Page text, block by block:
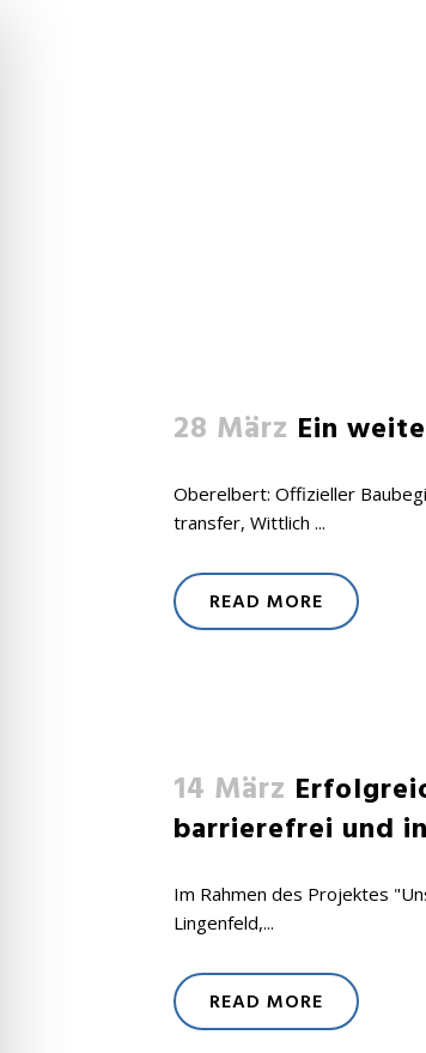
28 März Ein
Oberelbert: Offizieller
transfer, Wittlich ...
READ MORE
14 März
barrierefrei und
Im Rahmen des Projektes
Lingenfeld,...
READ MORE